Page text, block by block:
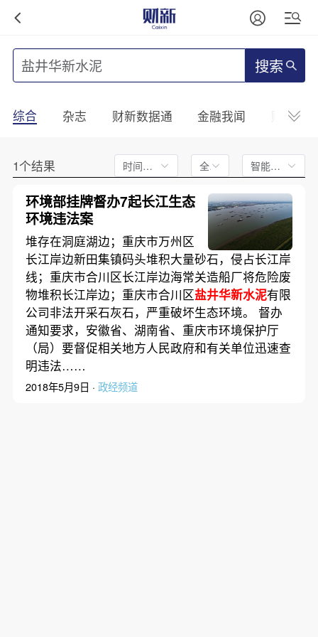
搜索
综合 杂志 财新数据通 金融我闻 财新
1个结果 时间不限 全文 智能排序
环境部挂牌督办7起长江生态
环境违法案
堆存在洞庭湖边；重庆市万州区
长江岸边新田集镇码头堆积大量砂石，侵占长江岸
线；重庆市合川区长江岸边海常关造船厂将危险废
物堆积长江岸边；重庆市合川区盐井华新水泥有限
公司非法开采石灰石，严重破坏生态环境。 督办
通知要求，安徽省、湖南省、重庆市环境保护厅
（局）要督促相关地方人民政府和有关单位迅速查
明违法……
2018年5月9日 · 政经频道